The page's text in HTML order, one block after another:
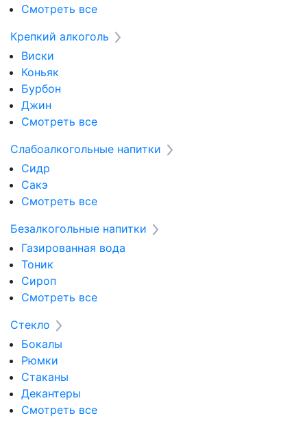
Смотреть все
Крепкий алкоголь
Виски
Коньяк
Бурбон
Джин
Смотреть все
Слабоалкогольные напитки
Сидр
Сакэ
Смотреть все
Безалкогольные напитки
Газированная вода
Тоник
Сироп
Смотреть все
Стекло
Бокалы
Рюмки
Стаканы
Декантеры
Смотреть все